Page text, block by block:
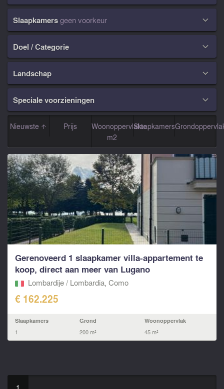
Slaapkamersgeen voorkeur 
Doel / Categorie 
Landschap 
Speciale voorzieningen 
Nieuwste Prijs
Woonoppervlakte
m2
Slaapkamers
Gerenoveerd 1 slaapkamer villa-appartement te
koop, direct aan meer van Lugano
Lombardije / Lombardia, Como
€ 162.225
Slaapkamers
1
Grond
200 m²
Woonoppervlak
45 m²